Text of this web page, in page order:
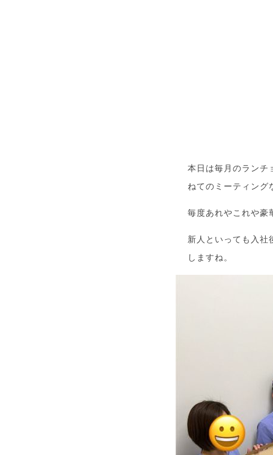
本日は毎月のランチ
ねてのミーティング
毎度あれやこれや豪
新人といっても入社
しますね。